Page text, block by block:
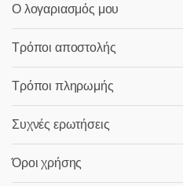
Ο λογαριασμός μου
Τρόποι αποστολής
Τρόποι πληρωμής
Συχνές ερωτήσεις
Όροι χρήσης